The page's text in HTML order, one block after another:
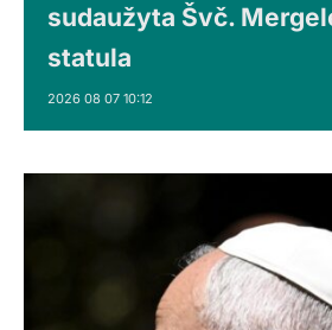
sudaužyta Švč.
statula
2026 08 07 10:12